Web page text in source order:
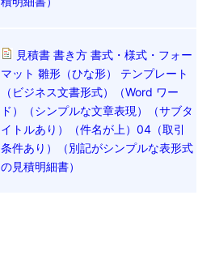
見積書 書き方 書式・様式・フォー
マット 雛形（ひな形） テンプレート
（ビジネス文書形式）（Word ワー
ド）（シンプルな文章表現）（サブタ
イトルあり）（件名が上）04（取引
条件あり）（別記がシンプルな表形式
の見積明細書）